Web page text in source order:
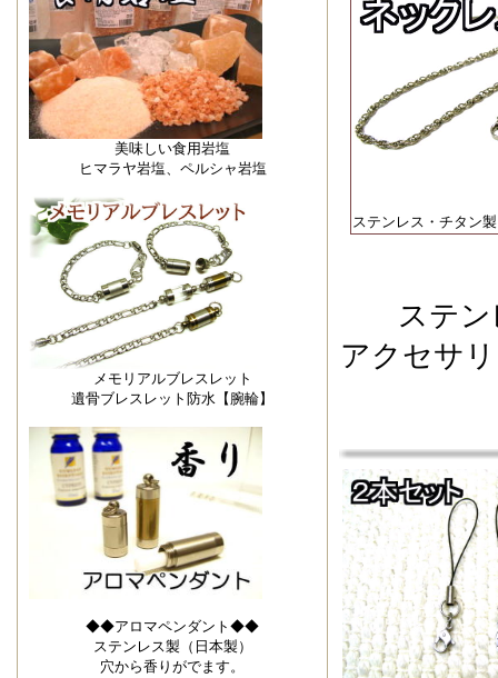
美味しい食用岩塩
ヒマラヤ岩塩、ペルシャ岩塩
メモリアルブレスレット
遺骨ブレスレット防水【腕輪】
◆◆アロマペンダント◆◆
ステンレス製（日本製）
穴から香りがでます。
ステンレス・チタン製
ステ
アクセサ